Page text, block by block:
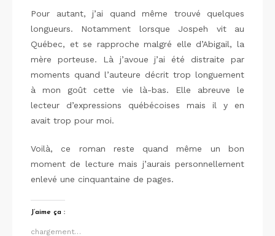
Pour autant, j’ai quand même trouvé quelques
longueurs. Notamment lorsque Jospeh vit au
Québec, et se rapproche malgré elle d’Abigail, la
mère porteuse. Là j’avoue j’ai été distraite par
moments quand l’auteure décrit trop longuement
à mon goût cette vie là-bas. Elle abreuve le
lecteur d’expressions québécoises mais il y en
avait trop pour moi.
Voilà, ce roman reste quand même un bon
moment de lecture mais j’aurais personnellement
enlevé une cinquantaine de pages.
J’aime ça :
chargement…